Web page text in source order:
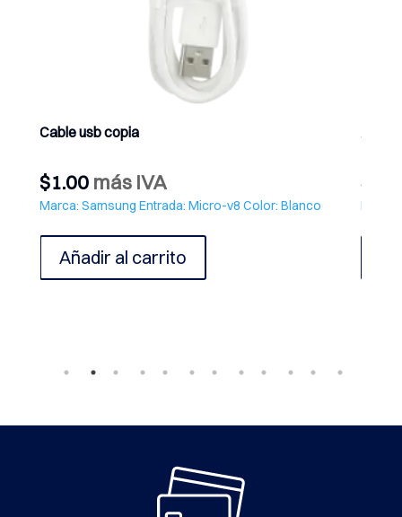
Cable usb copia
$1.00 más IVA
Marca: Samsung Entrada: Micro-v8 Color: Blanco
Añadir al carrito
$